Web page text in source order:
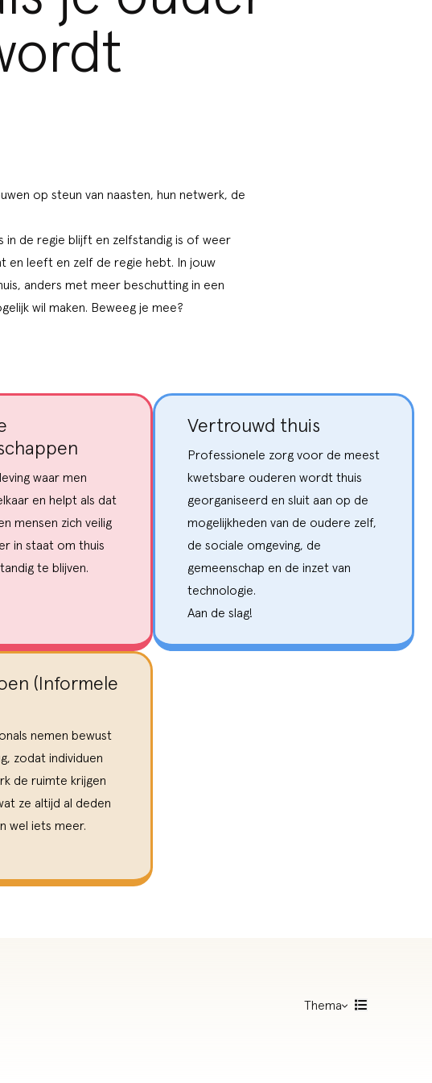
op steun van naasten, hun netwerk, de
in de regie blijft en zelfstandig is of weer
en leeft en zelf de regie hebt. In jouw
anders met meer beschutting in een
wil maken. Beweeg je mee?
waar men
en helpt als dat
mensen zich veilig
in staat om thuis
te blijven.
Vertrouwd thuis
Professionele zorg voor de meest
kwetsbare ouderen wordt thuis
georganiseerd en sluit aan op de
mogelijkheden van de oudere zelf,
de sociale omgeving, de
gemeenschap en de inzet van
technologie.
Aan de slag!
(Informele
nemen bewust
zodat individuen
de ruimte krijgen
ze altijd al deden
wel iets meer.
Thema